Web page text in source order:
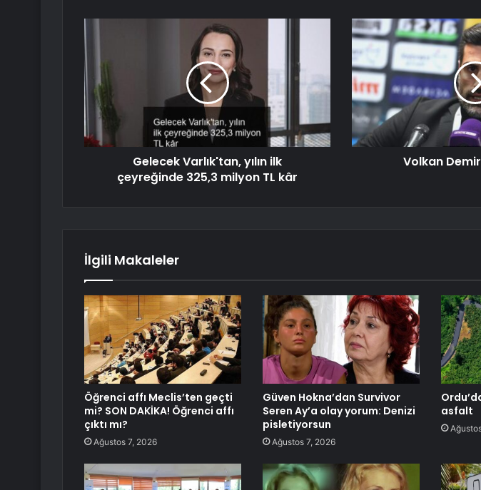
Gelecek Varlık'tan, yılın ilk
çeyreğinde 325,3 milyon TL kâr
Volkan
İlgili Makaleler
Öğrenci affı Meclis’ten geçti
mi? SON DAKİKA! Öğrenci affı
çıktı mı?
Ağustos 7, 2026
Güven Hokna’dan Survivor
Seren Ay’a olay yorum: Denizi
pisletiyorsun
Ağustos 7, 2026
asfalt